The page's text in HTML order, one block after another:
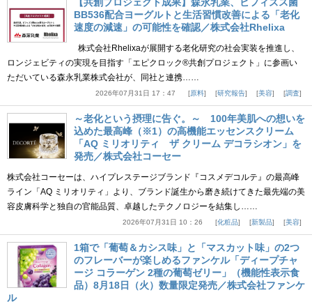
BB536配合ヨーグルトと生活習慣改善による「老化
速度の減速」の可能性を確認／株式会社Rhelixa
株式会社Rhelixaが展開する老化研究の社会実装を推進し、
ロンジェビティの実現を目指す「エピクロック®共創プロジェクト」に参画い
ただいている森永乳業株式会社が、同社と連携……
2026年07月31日 17：47 原料 研究報告 美容 調査
～老化という摂理に告ぐ。～ 100年美肌への想いを
込めた最高峰（※1）の高機能エッセンスクリーム
「AQ ミリオリティ ザ クリーム デコラシオン」を
発売／株式会社コーセー
株式会社コーセーは、ハイプレステージブランド『コスメデコルテ』の最高峰
ライン「AQ ミリオリティ」より、ブランド誕生から磨き続けてきた最先端の美
容皮膚科学と独自の官能品質、卓越したテクノロジーを結集し……
2026年07月31日 10：26 化粧品 新製品 美容
1箱で「葡萄＆カシス味」と「マスカット味」の2つ
のフレーバーが楽しめるファンケル「ディープチャ
ージ コラーゲン 2種の葡萄ゼリー」（機能性表示食
品）8月18日（火）数量限定発売／株式会社ファンケ
ル